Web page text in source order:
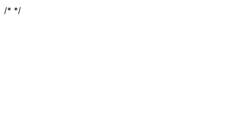
/* */